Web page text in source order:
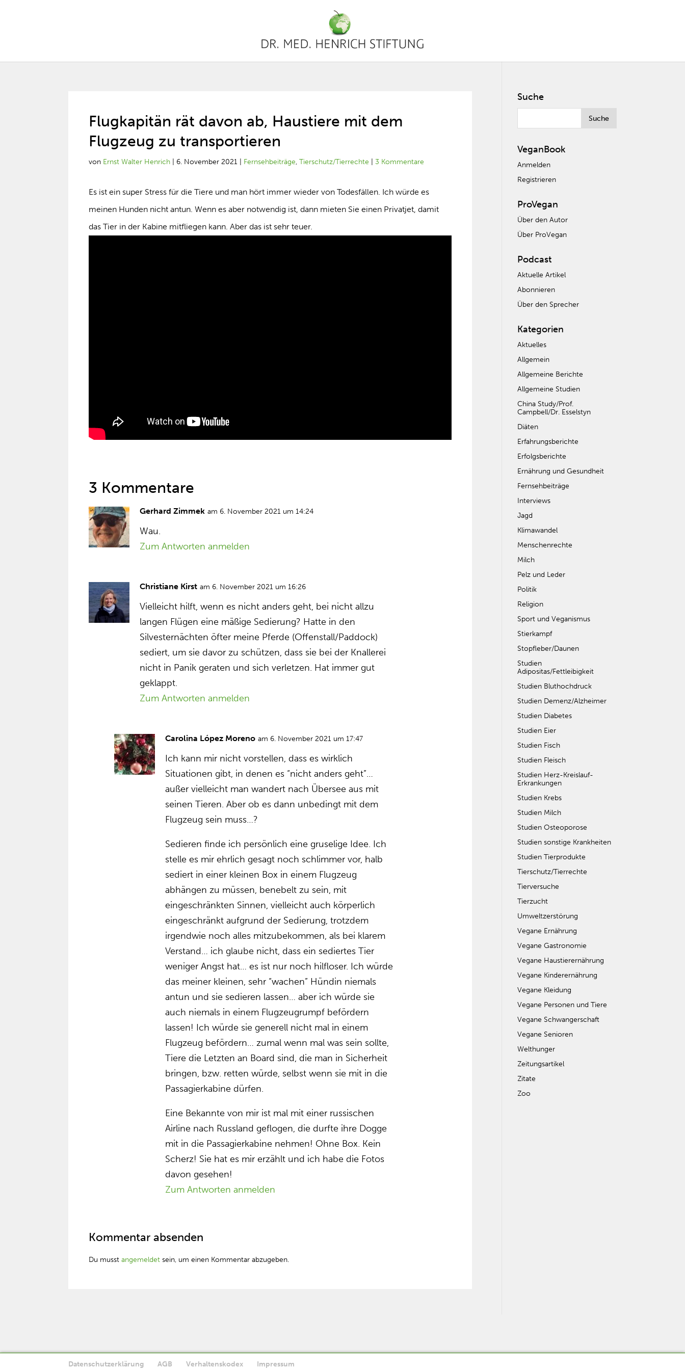
Flugkapitän rät davon ab, Haustiere mit dem
Flugzeug zu transportieren
von Ernst Walter Henrich 6. November 2021 Fernsehbeiträge,Tierschutz/Tierrechte |3 Kommentare
Es ist ein super Stress für die Tiere und man hört immer wieder von Todesfällen. Ich würde es
meinen Hunden nicht antun. Wenn es aber notwendig ist, dann mieten Sie einen Privatjet, damit
das Tier in der Kabine mitfliegen kann. Aber das ist sehr teuer.
3 Kommentare
Gerhard Zimmek am 6. November 2021 um 14:24
Wau.
Zum Antworten anmelden
Christiane Kirst am 6. November 2021 um 16:26
Vielleicht hilft, wenn es nicht anders geht, bei nicht allzu
langen Flügen eine mäßige Sedierung? Hatte in den
Silvesternächten öfter meine Pferde (Offenstall/Paddock)
sediert, um sie davor zu schützen, dass sie bei der Knallerei
nicht in Panik geraten und sich verletzen. Hat immer gut
geklappt.
Zum Antworten anmelden
Carolina López Moreno am 6. November 2021 um 17:47
Ich kann mir nicht vorstellen, dass es wirklich
Situationen gibt, in denen es “nicht anders geht”…
außer vielleicht man wandert nach Übersee aus mit
seinen Tieren. Aber ob es dann unbedingt mit dem
Flugzeug sein muss…?
Sedieren finde ich persönlich eine gruselige Idee. Ich
stelle es mir ehrlich gesagt noch schlimmer vor, halb
sediert in einer kleinen Box in einem Flugzeug
abhängen zu müssen, benebelt zu sein, mit
eingeschränkten Sinnen, vielleicht auch körperlich
eingeschränkt aufgrund der Sedierung, trotzdem
irgendwie noch alles mitzubekommen, als bei klarem
Verstand… ich glaube nicht, dass ein sediertes Tier
weniger Angst hat… es ist nur noch hilfloser. Ich würde
das meiner kleinen, sehr “wachen” Hündin niemals
antun und sie sedieren lassen… aber ich würde sie
auch niemals in einem Flugzeugrumpf befördern
lassen! Ich würde sie generell nicht mal in einem
Flugzeug befördern… zumal wenn mal was sein sollte,
Tiere die Letzten an Board sind, die man in Sicherheit
bringen, bzw. retten würde, selbst wenn sie mit in die
Passagierkabine dürfen.
Eine Bekannte von mir ist mal mit einer russischen
Airline nach Russland geflogen, die durfte ihre Dogge
mit in die Passagierkabine nehmen! Ohne Box. Kein
Scherz! Sie hat es mir erzählt und ich habe die Fotos
davon gesehen!
Zum Antworten anmelden
Kommentar absenden
Du musstangemeldet sein, um einen Kommentar abzugeben.
Suche
VeganBook
Anmelden
Registrieren
ProVegan
Über den Autor
Über ProVegan
Podcast
Aktuelle Artikel
Abonnieren
Über den Sprecher
Kategorien
Aktuelles
Allgemein
Allgemeine Berichte
Allgemeine Studien
China Study/Prof.
Campbell/Dr. Esselstyn
Diäten
Erfahrungsberichte
Erfolgsberichte
Ernährung und Gesundheit
Fernsehbeiträge
Interviews
Jagd
Klimawandel
Menschenrechte
Milch
Pelz und Leder
Politik
Religion
Sport und Veganismus
Stierkampf
Stopfleber/Daunen
Studien
Adipositas/Fettleibigkeit
Studien Bluthochdruck
Studien Demenz/Alzheimer
Studien Diabetes
Studien Eier
Studien Fisch
Studien Fleisch
Studien Herz-Kreislauf-
Erkrankungen
Studien Krebs
Studien Milch
Studien Osteoporose
Studien sonstige Krankheiten
Studien Tierprodukte
Tierschutz/Tierrechte
Tierversuche
Tierzucht
Umweltzerstörung
Vegane Ernährung
Vegane Gastronomie
Vegane Haustierernährung
Vegane Kinderernährung
Vegane Kleidung
Vegane Personen und Tiere
Vegane Schwangerschaft
Vegane Senioren
Welthunger
Zeitungsartikel
Zitate
Zoo
Datenschutzerklärung AGB Verhaltenskodex
Impressum